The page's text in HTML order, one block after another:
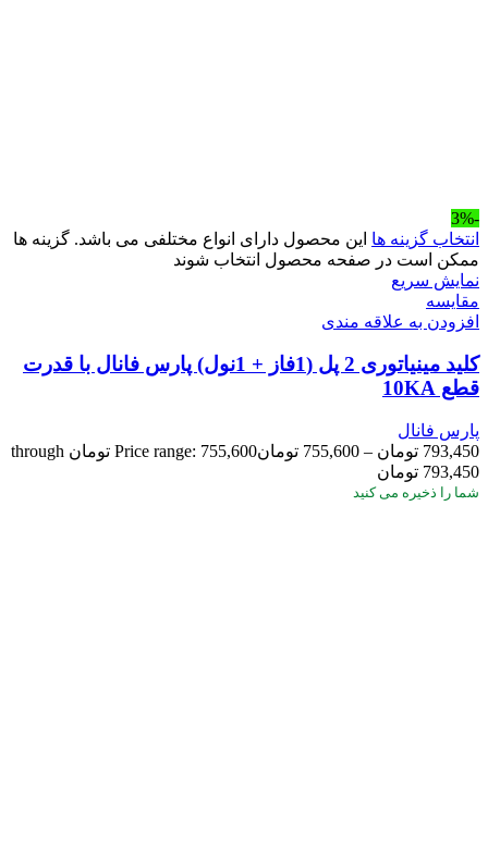
-3%
انتخاب گزینه ها این محصول دارای انواع مختلفی می باشد. گزینه ها
ممکن است در صفحه محصول انتخاب شوند
نمایش سریع
مقايسه
افزودن به علاقه مندی
کلید مینیاتوری 2 پل (1فاز + 1نول) پارس فانال با قدرت
قطع 10KA
پارس فانال
793,450 تومان –
755,600 تومان
Price range: 755,600 تومان through
793,450 تومان
شما را ذخیره می کنید